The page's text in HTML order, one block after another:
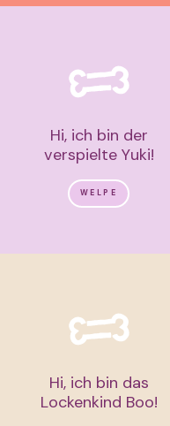
Hi, ich bin der
verspielte Yuki!
WELPE
Hi, ich bin das
Lockenkind Boo!